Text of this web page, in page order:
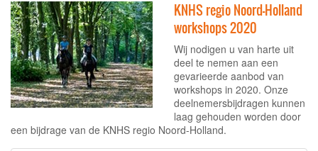
KNHS regio Noord-Holland
workshops 2020
Wij nodigen u van harte uit
deel te nemen aan een
gevarieerde aanbod van
workshops in 2020. Onze
deelnemersbijdragen kunnen
laag gehouden worden door
een bijdrage van de KNHS regio Noord-Holland.